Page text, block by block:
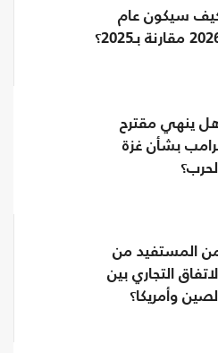
سيكون عام
مقارنة بـ2025؟
ينهي مقترح
بشأن غزة
الحرب؟
المستفيد من
الاتفاق التجاري بين
الصين وأمريكا؟